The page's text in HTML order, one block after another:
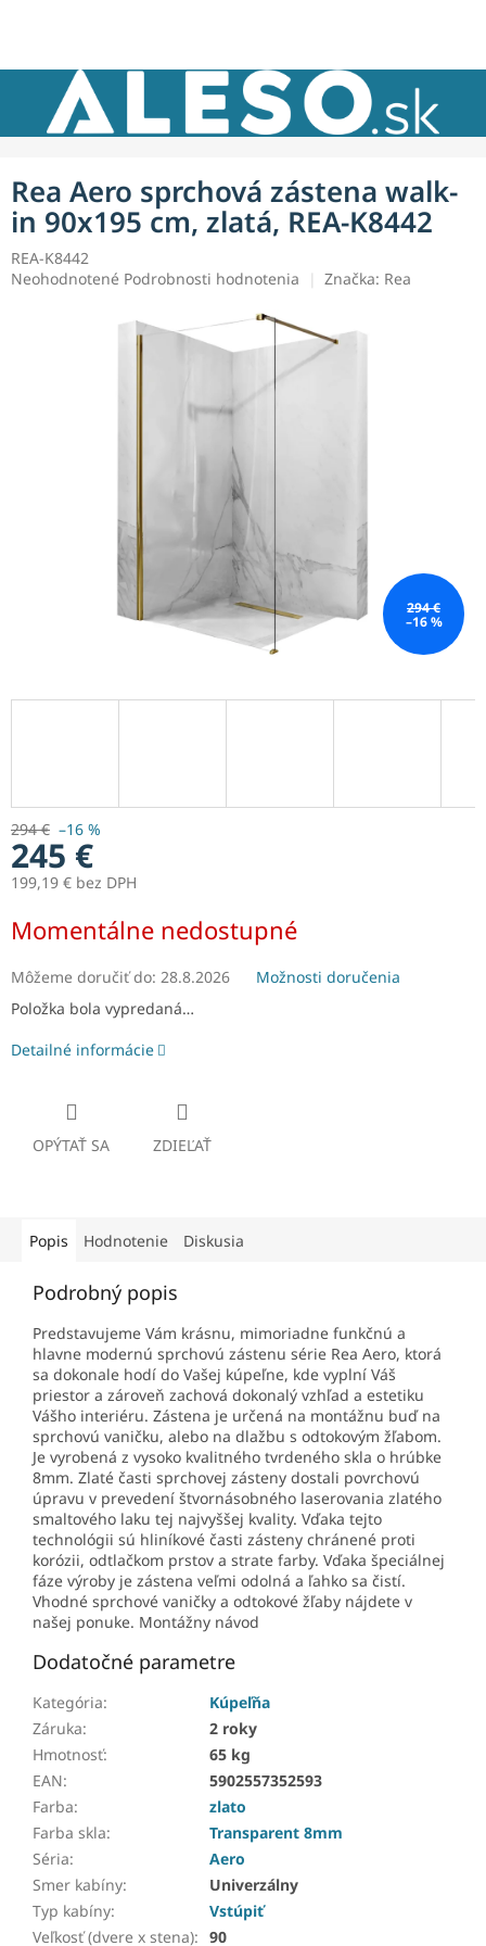
Rea Aero sprchová zástena walk-
in 90x195 cm, zlatá, REA-K8442
REA-K8442
Priemerné
Neohodnotené Podrobnosti hodnotenia Značka: Rea
294 €
–16 %
294 € –16 %
245 €
199,19 € bez DPH
cena:
Momentálne nedostupné
Môžeme doručiť do: 28.8.2026
Možnosti doručenia
Položka bola vypredaná…
Detailné informácie
OPÝTAŤ SA ZDIEĽAŤ
Popis Hodnotenie Diskusia
Podrobný popis
Predstavujeme Vám krásnu, mimoriadne funkčnú a
hlavne modernú sprchovú zástenu série Rea Aero, ktorá
sa dokonale hodí do Vašej kúpeľne, kde vyplní Váš
priestor a zároveň zachová dokonalý vzhľad a estetiku
Vášho interiéru. Zástena je určená na montážnu buď na
sprchovú vaničku, alebo na dlažbu s odtokovým žľabom.
Je vyrobená z vysoko kvalitného tvrdeného skla o hrúbke
8mm. Zlaté časti sprchovej zásteny dostali povrchovú
úpravu v prevedení štvornásobného laserovania zlatého
smaltového laku tej najvyššej kvality. Vďaka tejto
technológii sú hliníkové časti zásteny chránené proti
korózii, odtlačkom prstov a strate farby. Vďaka špeciálnej
fáze výroby je zástena veľmi odolná a ľahko sa čistí.
Vhodné sprchové vaničky a odtokové žľaby nájdete v
našej ponuke. Montážny návod
Dodatočné parametre
Kategória:
Kúpeľňa
Záruka:
2 roky
Hmotnosť:
65 kg
EAN:
5902557352593
Farba:
zlato
Farba skla:
Transparent 8mm
Séria:
Aero
Smer kabíny:
Univerzálny
Typ kabíny:
Vstúpiť
Veľkosť (dvere x stena): 90